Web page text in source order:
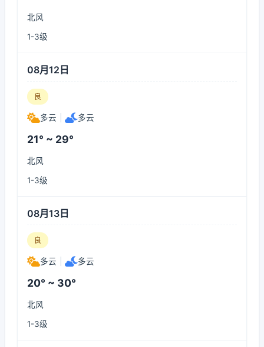
北风
1-3级
08月12日
良
多云 多云
21° ~ 29°
北风
1-3级
08月13日
良
多云 多云
20° ~ 30°
北风
1-3级